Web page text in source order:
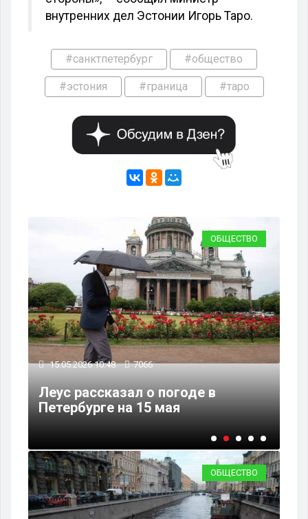
внутренних дел Эстонии Игорь Таро.
#санктпетербург #общество
#эстония #граница #таро
ОБЩЕСТВО
15.05.2026 10:48 7066
Леус рассказал о погоде в
Петербурге на 15 мая
ОБЩЕСТВО